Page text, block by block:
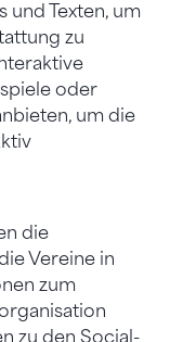
und Texten, um
zu
oder
um die
die
Vereine in
zum
zu den Social-